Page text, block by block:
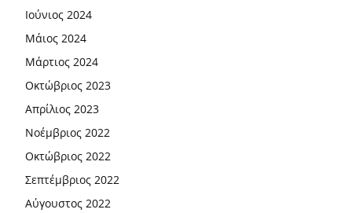
Ιούνιος 2024
Μάιος 2024
Μάρτιος 2024
Οκτώβριος 2023
Απρίλιος 2023
Νοέμβριος 2022
Οκτώβριος 2022
Σεπτέμβριος 2022
Αύγουστος 2022